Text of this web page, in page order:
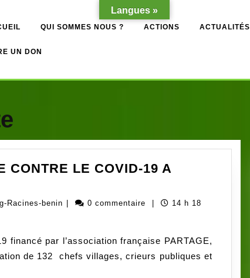
QUI SOMMES NOUS ? ACTIONS ACTUALITÉS
UN DON
CONTRE LE COVID-19 A
Racines-benin Administrateur
benin
0 commentaire
14 h 18
financé par l’association française PARTAGE,
de 132 chefs villages, crieurs publiques et
Langues »